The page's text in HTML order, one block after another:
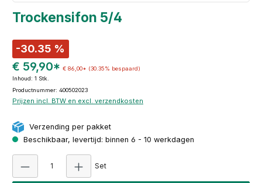
Trockensifon 5/4
-30.35 %
€ 59,90* € 86,00* (30.35% bespaard)
Inhoud: 1 Stk.
Productnummer: 400502023
Prijzen incl. BTW en excl. verzendkosten
Verzending per pakket
Beschikbaar, levertijd: binnen 6 - 10 werkdagen
Set